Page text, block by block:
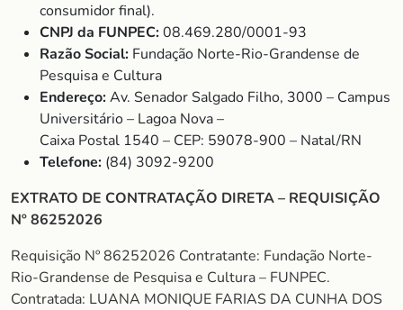
consumidor final).
CNPJ da FUNPEC:08.469.280/0001-93
Razão Social: Fundação Norte-Rio-Grandense de
Pesquisa e Cultura
Endereço:Av. Senador Salgado Filho, 3000 – Campus
Universitário – Lagoa Nova –
Caixa Postal 1540 – CEP: 59078-900 – Natal/RN
Telefone: (84) 3092-9200
EXTRATO DE CONTRATAÇÃO DIRETA – REQUISIÇÃO
Nº 86252026
Requisição Nº 86252026 Contratante: Fundação Norte-
Rio-Grandense de Pesquisa e Cultura – FUNPEC.
Contratada: LUANA MONIQUE FARIAS DA CUNHA DOS